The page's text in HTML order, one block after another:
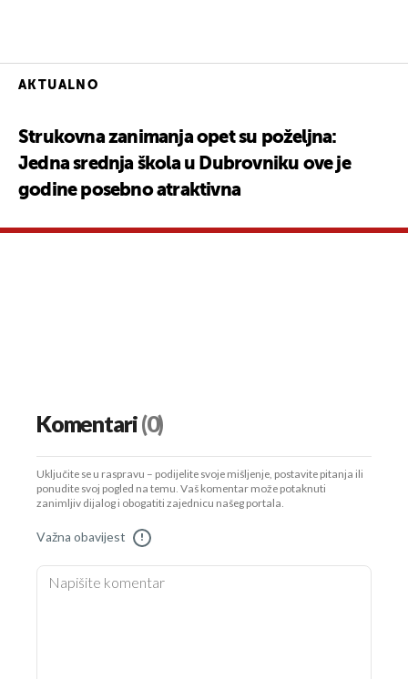
AKTUALNO
Strukovna zanimanja opet su poželjna:
Jedna srednja škola u Dubrovniku ove je
godine posebno atraktivna
Komentari(0)
Uključite se u raspravu – podijelite svoje mišljenje, postavite pitanja ili
ponudite svoj pogled na temu. Vaš komentar može potaknuti
zanimljiv dijalog i obogatiti zajednicu našeg portala.
Važna obavijest !